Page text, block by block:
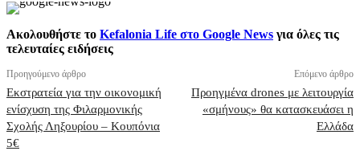
Ακολουθήστε το Kefalonia Life στο Google News για όλες τις
τελευταίες ειδήσεις
Προηγούμενο άρθρο
Εκστρατεία για την οικονομική
ενίσχυση της Φιλαρμονικής
Σχολής Ληξουρίου – Κουπόνια
5€
Επόμενο άρθρο
Προηγμένα drones με λειτουργία
«σμήνους» θα κατασκευάσει η
Ελλάδα